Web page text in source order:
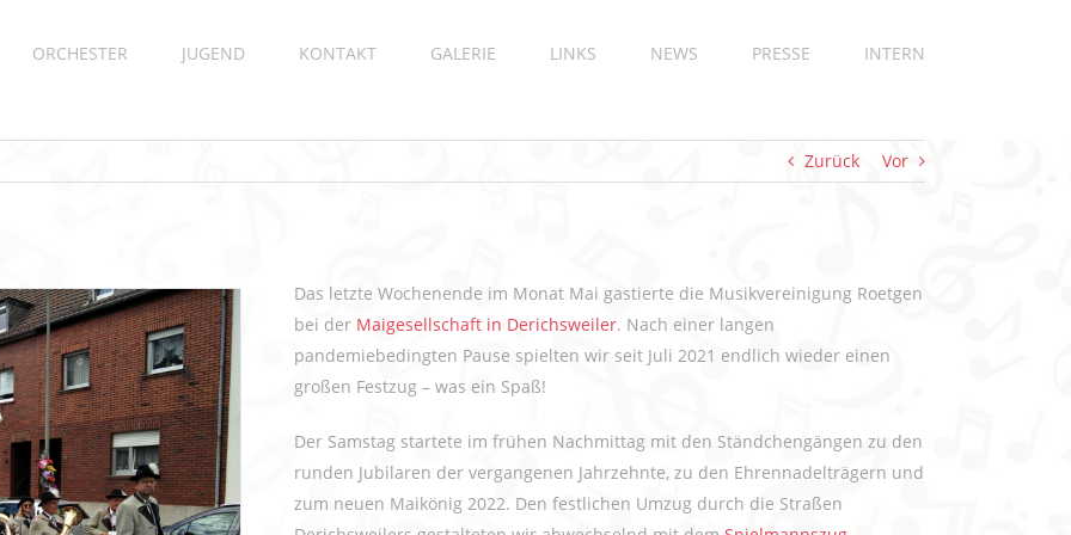
ORCHESTER JUGEND KONTAKT GALERIE LINKS NEWS PRESSE INTERN
Zurück Vor
Das letzte Wochenende im Monat Mai gastierte die Musikvereinigung Roetgen
bei der Maigesellschaft in Derichsweiler. Nach einer langen
pandemiebedingten Pause spielten wir seit Juli 2021 endlich wieder einen
großen Festzug – was ein Spaß!
Der Samstag startete im frühen Nachmittag mit den Ständchengängen zu den
runden Jubilaren der vergangenen Jahrzehnte, zu den Ehrennadelträgern und
zum neuen Maikönig 2022. Den festlichen Umzug durch die Straßen